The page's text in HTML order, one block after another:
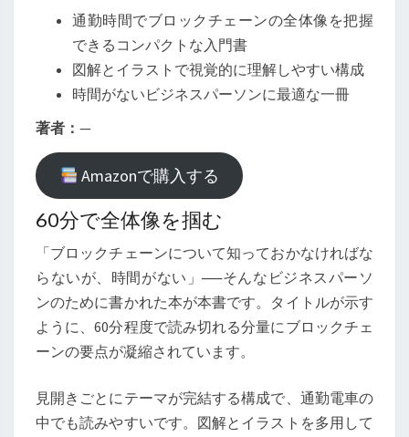
チ
ェ
ー
前
線』
ビ
ュ
ー
──
忙
し
人
の
通勤時間でブロックチェーンの全体像を把握
できるコンパクトな入門書
図解とイラストで視覚的に理解しやすい構成
時間がないビジネスパーソンに最適な一冊
著者： —
Amazonで購入する
60分で全体像を掴む
「ブロックチェーンについて知っておかなければな
らないが、時間がない」──そんなビジネスパーソ
ンのために書かれた本が本書です。タイトルが示す
ように、60分程度で読み切れる分量にブロックチェ
ーンの要点が凝縮されています。
見開きごとにテーマが完結する構成で、通勤電車の
中でも読みやすいです。図解とイラストを多用して